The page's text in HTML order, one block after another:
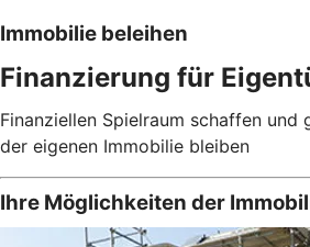
Immobilie beleihen
Finanzierung für
Finanziellen Spielraum schaffen und
der eigenen Immobilie bleiben
Ihre Möglichkeiten der